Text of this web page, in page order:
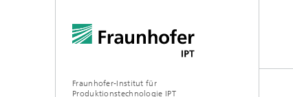
Fraunhofer-Institut für
Produktionstechnologie IPT